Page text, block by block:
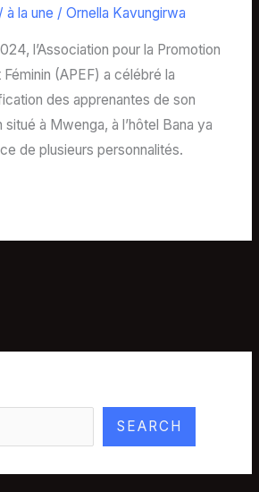
/ à la une / Ornella Kavungirwa
l’Association pour la Promotion
(APEF) a célébré la
des apprenantes de son
à Mwenga, à l’hôtel Bana ya
de plusieurs personnalités.
SEARCH